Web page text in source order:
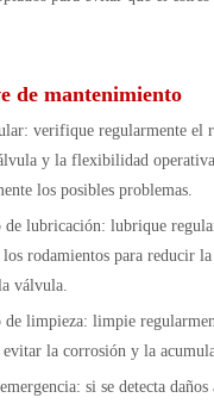
de mantenimiento
verifique regularmente el
y la flexibilidad
los posibles problemas.
lubricación: lubrique
rodamientos para reducir
válvula.
de limpieza: limpie
la corrosión y la
si se detecta